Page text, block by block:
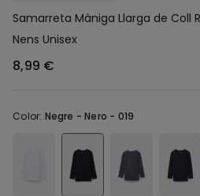
Samarreta Màniga Llarga de Coll
Nens Unisex
8,99 €
Color: Negre -Nero - 019